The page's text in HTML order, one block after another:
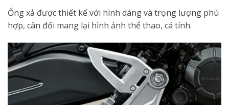
Ống xả được thiết kế với hình dáng và trọng lượng phù
hợp, cân đối mang lại hình ảnh thể thao, cá tính.